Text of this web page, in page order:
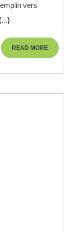
vers
READ MOREREAD
MORE